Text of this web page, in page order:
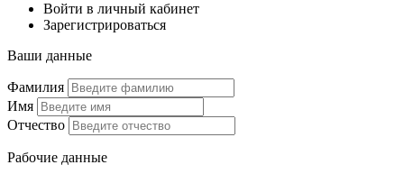
Войти в личный кабинет
Зарегистрироваться
Ваши данные
Фамилия
Имя
Отчество
Рабочие данные